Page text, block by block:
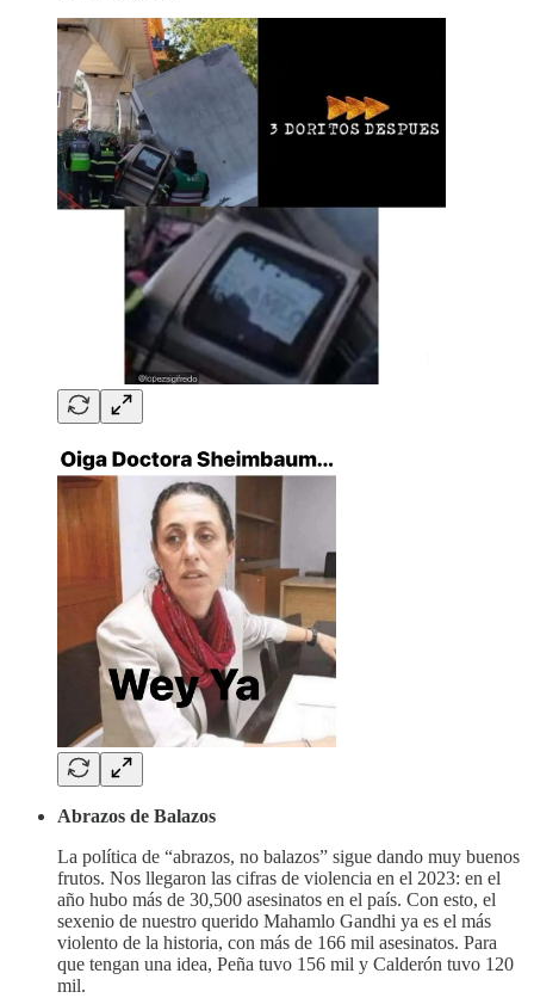
Abrazos de Balazos
La política de “abrazos, no balazos” sigue dando muy buenos
frutos. Nos llegaron las cifras de violencia en el 2023: en el
año hubo más de 30,500 asesinatos en el país. Con esto, el
sexenio de nuestro querido Mahamlo Gandhi ya es el más
violento de la historia, con más de 166 mil asesinatos. Para
que tengan una idea, Peña tuvo 156 mil y Calderón tuvo 120
mil.